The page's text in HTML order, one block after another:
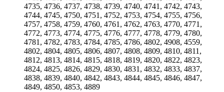
4735, 4736, 4737, 4738, 4739, 4740, 4741, 4742, 4743,
4744, 4745, 4750, 4751, 4752, 4753, 4754, 4755, 4756,
4757, 4758, 4759, 4760, 4761, 4762, 4763, 4770, 4771,
4772, 4773, 4774, 4775, 4776, 4777, 4778, 4779, 4780,
4781, 4782, 4783, 4784, 4785, 4786, 4802, 4908, 4559,
4802, 4804, 4805, 4806, 4807, 4808, 4809, 4810, 4811,
4812, 4813, 4814, 4815, 4818, 4819, 4820, 4822, 4823,
4824, 4825, 4826, 4829, 4830, 4831, 4832, 4833, 4837,
4838, 4839, 4840, 4842, 4843, 4844, 4845, 4846, 4847,
4849, 4850, 4853, 4889